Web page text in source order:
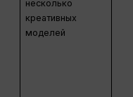
несколько
креативных
моделей